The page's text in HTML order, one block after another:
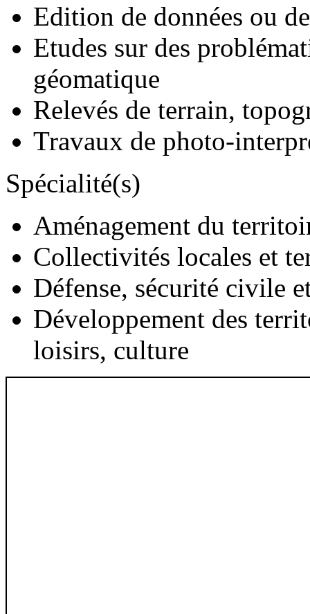
Edition de données ou
Etudes sur des
géomatique
Relevés de terrain,
Travaux de photo-
Spécialité(s)
Aménagement du
Collectivités locales et
Défense, sécurité civile
Développement des
loisirs, culture